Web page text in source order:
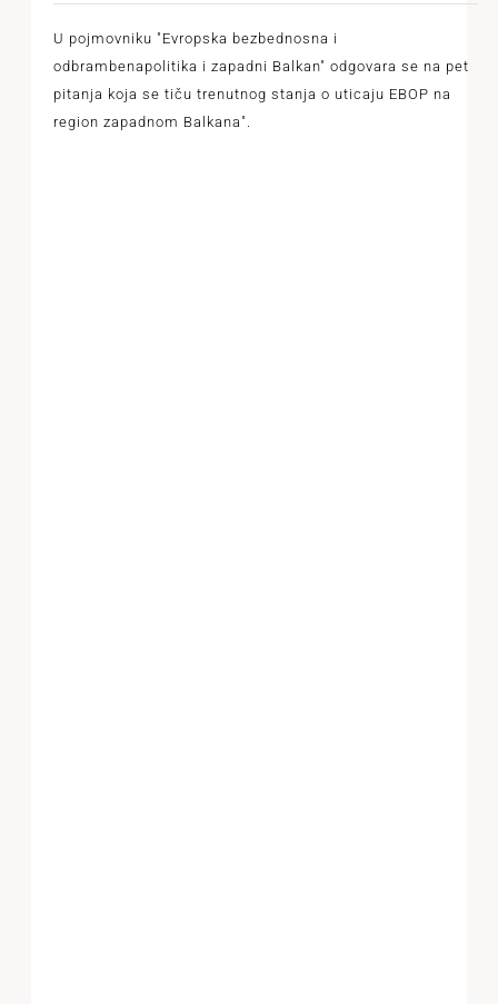
U pojmovniku "Evropska bezbednosna i
odbrambenapolitika i zapadni Balkan" odgovara se na pet
pitanja koja se tiču trenutnog stanja o uticaju EBOP na
region zapadnom Balkana".